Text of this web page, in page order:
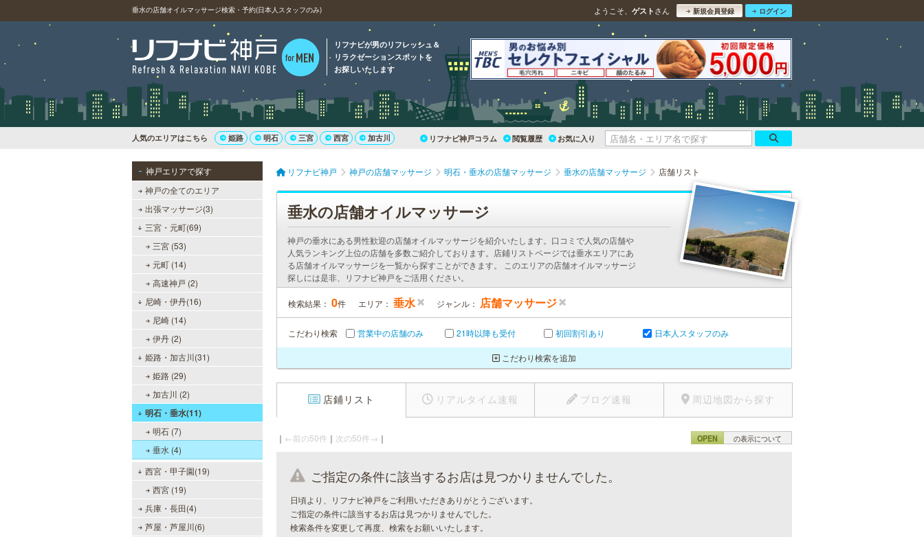
垂水の店舗オイルマッサージ検索・予約(日本人スタッフのみ) ようこそ、 ゲスト さん 新規会員登録 ログイン
リフナビが男のリフレッシュ＆
リラクゼーションスポットを
お探しいたします
人気のエリアはこちら 姫路 明石 三宮 西宮 加古川 リフナビ神戸コラム 閲覧履歴 お気に入り
神戸エリアで探す
神戸の全てのエリア
出張マッサージ(3)
三宮・元町(69)
三宮 (53)
元町 (14)
高速神戸 (2)
尼崎・伊丹(16)
尼崎 (14)
伊丹 (2)
姫路・加古川(31)
姫路 (29)
加古川 (2)
明石・垂水(11)
明石 (7)
垂水 (4)
西宮・甲子園(19)
西宮 (19)
兵庫・長田(4)
芦屋・芦屋川(6)
リフナビ神戸 神戸の店舗マッサージ 明石・垂水の店舗マッサージ 垂水の店舗マッサージ 店舗リスト
垂水の店舗オイルマッサージ
神戸の垂水にある男性歓迎の店舗オイルマッサージを紹介いたします。口コミで人気の店舗や
人気ランキング上位の店舗を多数ご紹介しております。店鋪リストページでは垂水エリアにあ
る店舗オイルマッサージを一覧から探すことができます。 このエリアの店舗オイルマッサージ
探しには是非、リフナビ神戸をご活用ください。
検索結果： 0件 エリア： 垂水 ジャンル： 店舗マッサージ
こだわり検索 営業中の店舗のみ 21時以降も受付 初回割引あり 日本人スタッフのみ
こだわり検索を追加
店鋪リスト リアルタイム速報 ブログ速報 周辺地図から探す
｜ ←前の50件 ｜ 次の50件→ ｜ OPEN の表示について
ご指定の条件に該当するお店は見つかりませんでした。
日頃より、リフナビ神戸をご利用いただきありがとうございます。
ご指定の条件に該当するお店は見つかりませんでした。
検索条件を変更して再度、検索をお願いいたします。